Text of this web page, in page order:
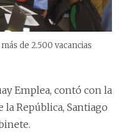
de 2.500 vacancias
Emplea, contó con la
República, Santiago